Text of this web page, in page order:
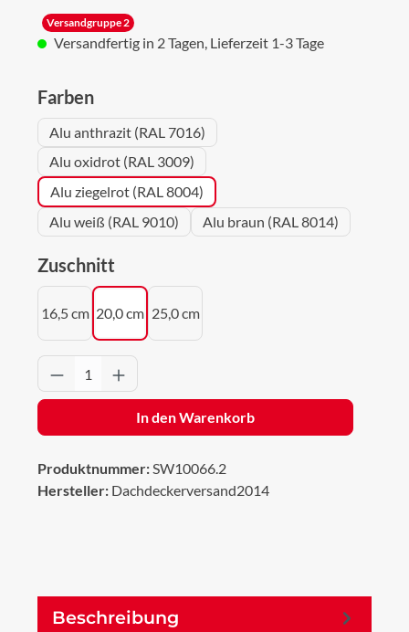
Versandgruppe 2
Versandfertig in 2 Tagen, Lieferzeit 1-3 Tage
Farbenauswählen
Alu anthrazit (RAL 7016)
Alu oxidrot (RAL 3009)
Alu ziegelrot (RAL 8004)
Alu weiß (RAL 9010)
Alu braun (RAL 8014)
Zuschnitt
16,5 cm 20,0 cm 25,0 cm
Produkt Anzahl: Gib den gewünschten
In den Warenkorb
Produktnummer:SW10066.2
Hersteller: Dachdeckerversand2014
Beschreibung